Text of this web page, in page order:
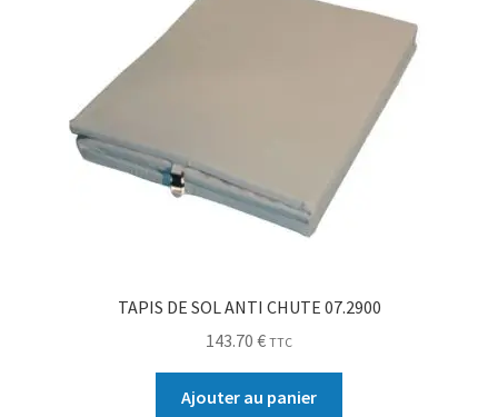
TAPIS DE SOL ANTI CHUTE 07.2900
143.70 € TTC
Ajouter au panier